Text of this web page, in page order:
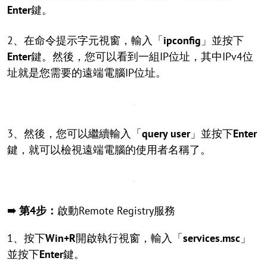
Enter鍵。
2、在命令提示字元視窗，輸入「ipconfig 」並按下
Enter鍵。然後，您可以看到一組IP位址，其中IPv4位
址就是您需要的遠端電腦IP位址。
3、然後，您可以繼續輸入「query user」並按下Enter
鍵，就可以檢視遠端電腦的使用者名稱了。
➠ 第4步： 啟動Remote Registry服務
1、按下Win+R開啟執行視窗，輸入「services.msc 」
並按下Enter鍵。